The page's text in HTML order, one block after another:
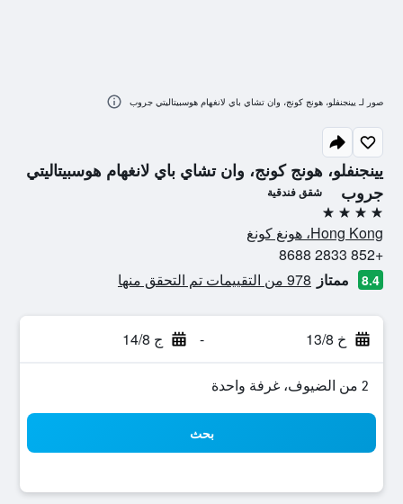
يينجنفلو، هونج كونج، وان تشاي باي لانغهام هوسبيتاليتي
جروب
شقق فندقية
4 نجوم
Hong Kong، هونغ كونغ
+852 2833 8688
8.4 ممتاز 978 من التقييمات تم التحقق منها
خ 13/8 - ج 14/8
2 من الضيوف، غرفة واحدة
بحث
صور لـ يينجنفلو، هونج كونج، وان تشاي باي لانغهام هوسبيتاليتي جروب